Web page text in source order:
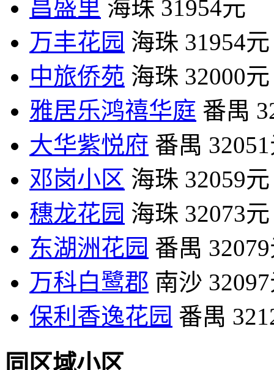
昌盛里 海珠 31954元
万丰花园 海珠 31954元
中旅侨苑 海珠 32000元
雅居乐鸿禧华庭 番禺
大华紫悦府 番禺
邓岗小区 海珠 32059元
穗龙花园 海珠 32073元
东湖洲花园 番禺
万科白鹭郡 南沙
保利香逸花园 番禺
同区域小区